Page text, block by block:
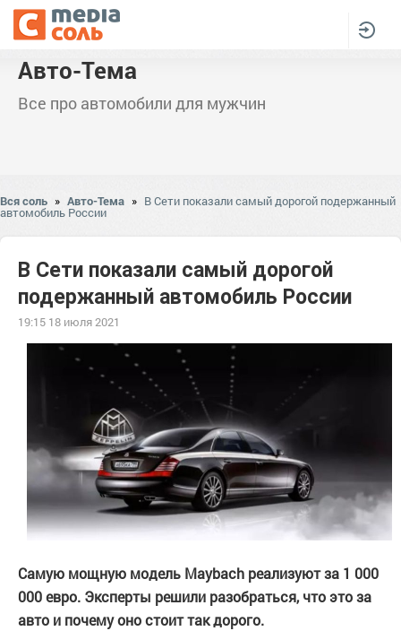
Авто-Тема
Все про автомобили для мужчин
Вся соль » Авто-Тема » В Сети показали самый дорогой подержанный
автомобиль России
В Сети показали самый дорогой
подержанный автомобиль России
19:15 18 июля 2021
Самую мощную модель Maybach реализуют за 1 000
000 евро. Эксперты решили разобраться, что это за
авто и почему оно стоит так дорого.